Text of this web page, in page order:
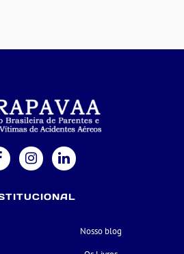
Nosso blog